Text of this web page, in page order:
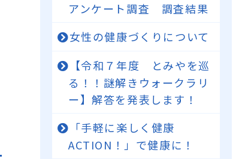
アンケート調査 調査結果
女性の健康づくりについて
【令和７年度 とみやを巡
る！！謎解きウォークラリ
ー】解答を発表します！
「手軽に楽しく健康
ACTION！」で健康に！